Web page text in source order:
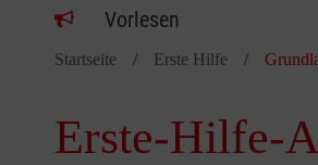
Vorlesen
Startseite Erste Hilfe
Erste-Hilfe-